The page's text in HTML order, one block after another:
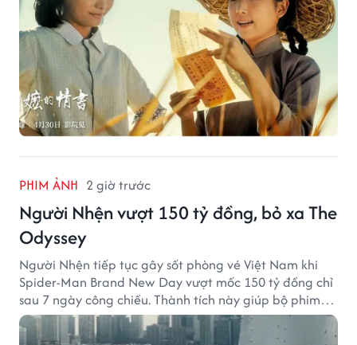
PHIM ẢNH 2 giờ trước
Người Nhện vượt 150 tỷ đồng, bỏ xa The
Odyssey
Người Nhện tiếp tục gây sốt phòng vé Việt Nam khi
Spider-Man Brand New Day vượt mốc 150 tỷ đồng chỉ
sau 7 ngày công chiếu. Thành tích này giúp bộ phim
của Tom Holland tạo khoảng cách đáng kể với The
Odyssey trên đường đua doanh thu.